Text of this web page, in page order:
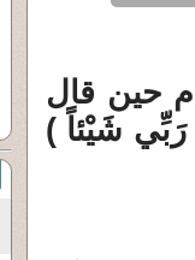
حين قال
شَيْئاً )